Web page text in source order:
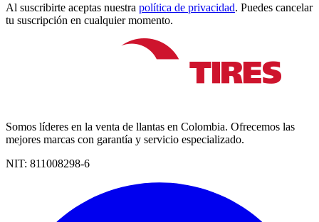
Al suscribirte aceptas nuestra política de privacidad. Puedes cancelar
tu suscripción en cualquier momento.
Somos líderes en la venta de llantas en Colombia. Ofrecemos las
mejores marcas con garantía y servicio especializado.
NIT: 811008298-6